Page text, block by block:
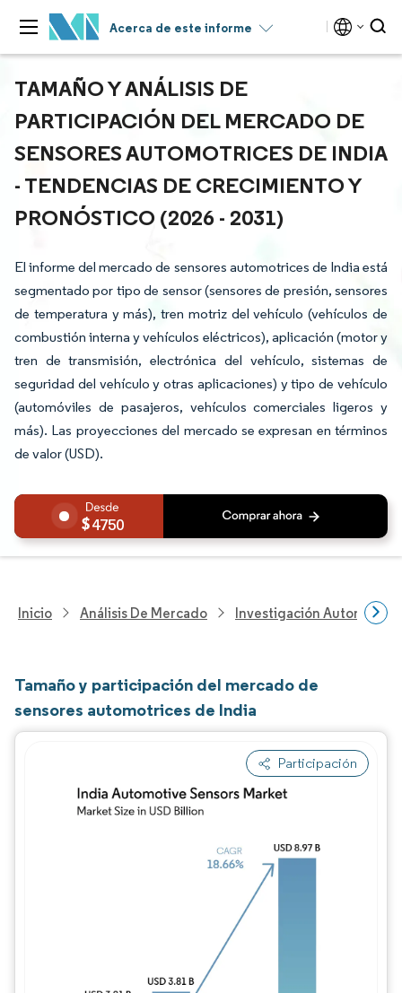
Acerca de este informe
TAMAÑO Y ANÁLISIS DE
PARTICIPACIÓN DEL MERCADO DE
SENSORES AUTOMOTRICES DE INDIA
- TENDENCIAS DE CRECIMIENTO Y
PRONÓSTICO (2026 - 2031)
El informe del mercado de sensores automotrices de India está
segmentado por tipo de sensor (sensores de presión, sensores
de temperatura y más), tren motriz del vehículo (vehículos de
combustión interna y vehículos eléctricos), aplicación (motor y
tren de transmisión, electrónica del vehículo, sistemas de
seguridad del vehículo y otras aplicaciones) y tipo de vehículo
(automóviles de pasajeros, vehículos comerciales ligeros y
más). Las proyecciones del mercado se expresan en términos
de valor (USD).
4750
Inicio Análisis De Mercado Investigación Automotriz
Tamaño y participación del mercado de
sensores automotrices de India
Participación
Imagen © Mordor Intelligence. El uso